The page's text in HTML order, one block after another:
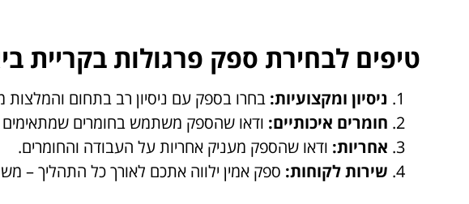
טיפים לבחירת ספק פרגולות בקריית
ניסיון ומקצועיות: בחרו בספק עם ניסיון רב בתחום והמלצות
חומרים איכותיים: ודאו שהספק משתמש בחומרים שמתאימים
אחריות: ודאו שהספק מעניק אחריות על העבודה והחומרים.
שירות לקוחות: ספק אמין ילווה אתכם לאורך כל התהליך –